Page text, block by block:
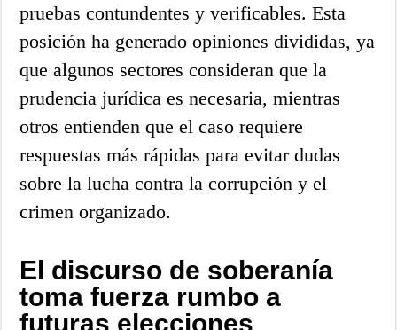
pruebas contundentes y verificables. Esta
posición ha generado opiniones divididas, ya
que algunos sectores consideran que la
prudencia jurídica es necesaria, mientras
otros entienden que el caso requiere
respuestas más rápidas para evitar dudas
sobre la lucha contra la corrupción y el
crimen organizado.
El discurso de soberanía
toma fuerza rumbo a
futuras elecciones